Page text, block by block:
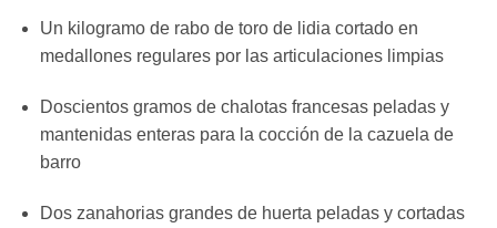
Un kilogramo de rabo de toro de lidia cortado en
medallones regulares por las articulaciones limpias
Doscientos gramos de chalotas francesas peladas y
mantenidas enteras para la cocción de la cazuela de
barro
Dos zanahorias grandes de huerta peladas y cortadas